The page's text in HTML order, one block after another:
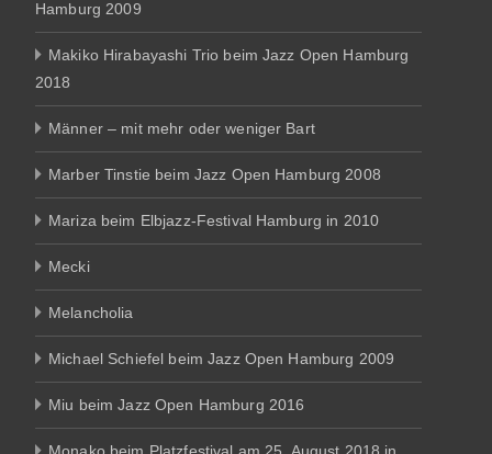
Hamburg 2009
Makiko Hirabayashi Trio beim Jazz Open Hamburg
2018
Männer – mit mehr oder weniger Bart
Marber Tinstie beim Jazz Open Hamburg 2008
Mariza beim Elbjazz-Festival Hamburg in 2010
Mecki
Melancholia
Michael Schiefel beim Jazz Open Hamburg 2009
Miu beim Jazz Open Hamburg 2016